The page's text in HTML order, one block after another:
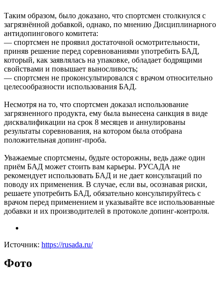
Таким образом, было доказано, что спортсмен столкнулся с
загрязнённой добавкой, однако, по мнению Дисциплинарного
антидопингового комитета:
— спортсмен не проявил достаточной осмотрительности,
приняв решение перед соревнованиями употребить БАД,
который, как заявлялась на упаковке, обладает бодрящими
свойствами и повышает выносливость;
— спортсмен не проконсультировался с врачом относительно
целесообразности использования БАД.
Несмотря на то, что спортсмен доказал использование
загрязненного продукта, ему была вынесена санкция в виде
дисквалификации на срок 8 месяцев и аннулированы
результаты соревнования, на котором была отобрана
положительная допинг-проба.
Уважаемые спортсмены, будьте осторожны, ведь даже один
приём БАД может стоить вам карьеры. РУСАДА не
рекомендует использовать БАД и не дает консультаций по
поводу их применения. В случае, если вы, осознавая риски,
решаете употребить БАД, обязательно консультируйтесь с
врачом перед применением и указывайте все использованные
добавки и их производителей в протоколе допинг-контроля.
Источник: https://rusada.ru/
Фото